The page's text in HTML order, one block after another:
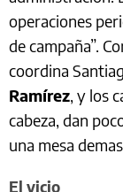
operaciones
de campaña”.
coordina
Ramírez, y los
cabeza, dan
una mesa
El vicio